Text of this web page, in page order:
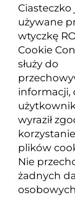
Ciasteczko
używane
wtyczkę
Cookie
służy do
informacji,
wyraził
plików
Nie
żadnych